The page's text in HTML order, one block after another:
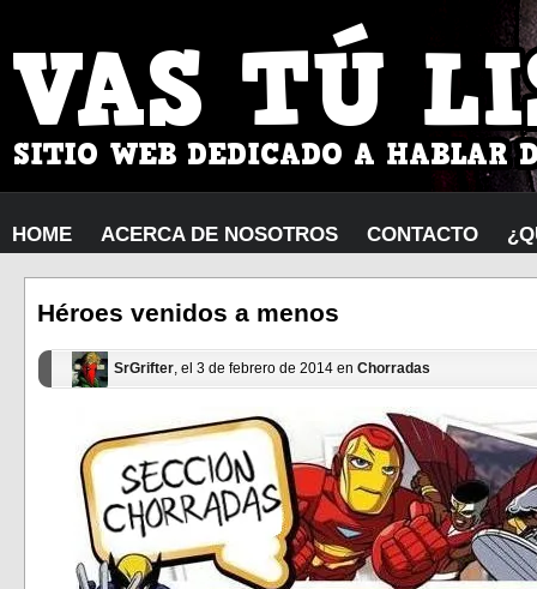
HOME ACERCA DE NOSOTROS CONTACTO
Héroes venidos a menos
SrGrifter, el 3 de febrero de 2014 en Chorradas